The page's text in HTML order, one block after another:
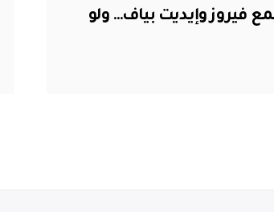
فيروز وإيديت بياف… ولو